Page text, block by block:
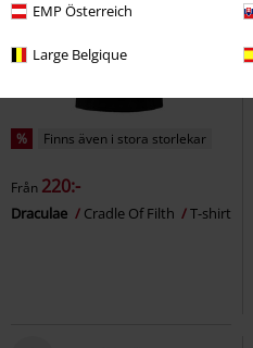
EMP Österreich
Large Belgique
% Finns även i stora storlekar
Från 220:-
Draculae Cradle Of Filth T-shirt